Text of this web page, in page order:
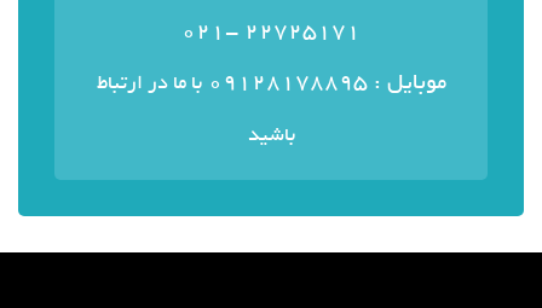
22725171 -021
موبایل : ۰۹۱۲۸۱۷۸۸۹۵
با ما در ارتباط
باشید